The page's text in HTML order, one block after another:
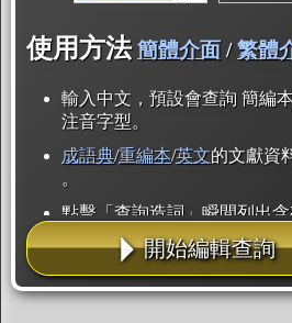
使用方法 簡體介面/繁體
輸入中文，預設會查詢 簡編
注音字型。
成語典/重編本/英文的文獻資
。
點擊「查詢造詞」瞬間列出含
點「部首」瞬間列出所有「
辭典解釋的全文都經過自動
用手動重複輸入。
開始編輯查詢